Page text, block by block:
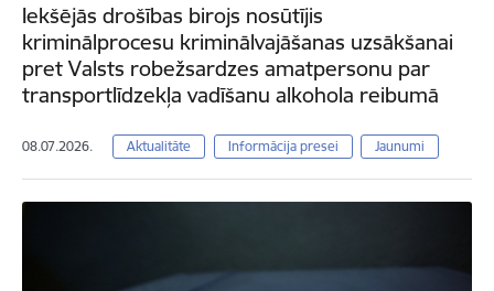
Iekšējās drošības birojs nosūtījis
kriminālprocesu kriminālvajāšanas uzsākšanai
pret Valsts robežsardzes amatpersonu par
transportlīdzekļa vadīšanu alkohola reibumā
08.07.2026. Aktualitāte Informācija presei Jaunumi